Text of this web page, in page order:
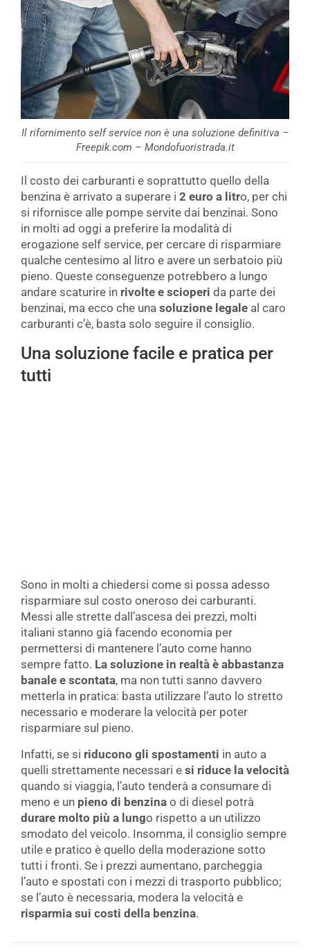
Il rifornimento self service non è una soluzione definitiva –
Freepik.com – Mondofuoristrada.it
Il costo dei carburanti e soprattutto quello della
benzina è arrivato a superare i 2 euro a litro, per chi
si rifornisce alle pompe servite dai benzinai. Sono
in molti ad oggi a preferire la modalità di
erogazione self service, per cercare di risparmiare
qualche centesimo al litro e avere un serbatoio più
pieno. Queste conseguenze potrebbero a lungo
andare scaturire in rivolte e scioperi da parte dei
benzinai, ma ecco che una soluzione legale al caro
carburanti c’è, basta solo seguire il consiglio.
Una soluzione facile e pratica per
tutti
Sono in molti a chiedersi come si possa adesso
risparmiare sul costo oneroso dei carburanti.
Messi alle strette dall’ascesa dei prezzi, molti
italiani stanno già facendo economia per
permettersi di mantenere l’auto come hanno
sempre fatto. La soluzione in realtà è abbastanza
banale e scontata, ma non tutti sanno davvero
metterla in pratica: basta utilizzare l’auto lo stretto
necessario e moderare la velocità per poter
risparmiare sul pieno.
Infatti, se si riducono gli spostamenti in auto a
quelli strettamente necessari e si riduce la velocità
quando si viaggia, l’auto tenderà a consumare di
meno e un pieno di benzina o di diesel potrà
durare molto più a lungo rispetto a un utilizzo
smodato del veicolo. Insomma, il consiglio sempre
utile e pratico è quello della moderazione sotto
tutti i fronti. Se i prezzi aumentano, parcheggia
l’auto e spostati con i mezzi di trasporto pubblico;
se l’auto è necessaria, modera la velocità e
risparmia sui costi della benzina.